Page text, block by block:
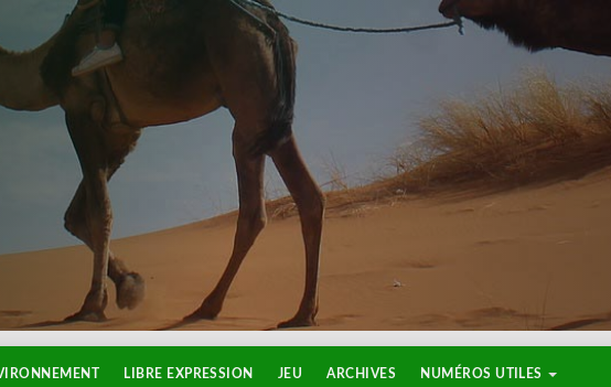
LIBRE EXPRESSION JEU ARCHIVES NUMÉROS UTILES